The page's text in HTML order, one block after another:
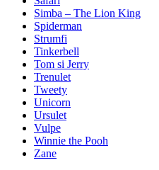
Simba – The Lion King
Spiderman
Strumfi
Tinkerbell
Tom si Jerry
Trenulet
Tweety
Unicorn
Ursulet
Vulpe
Winnie the Pooh
Zane